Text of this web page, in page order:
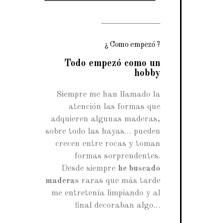
¿ Como empezó ?
Todo empezó como un
hobby
Siempre me han llamado la
atención las formas que
adquieren algunas maderas,
sobre todo las hayas… pueden
crecen entre rocas y toman
formas sorprendentes.
Desde siempre he buscado
maderas raras que más tarde
me entretenía limpiando y al
final decoraban algo…